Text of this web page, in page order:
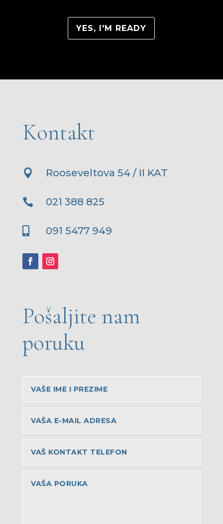
YES, I'M READY
Kontakt
 Rooseveltova 54 / II KAT
 021 388 825
 091 5477 949
Pošaljite nam
poruku